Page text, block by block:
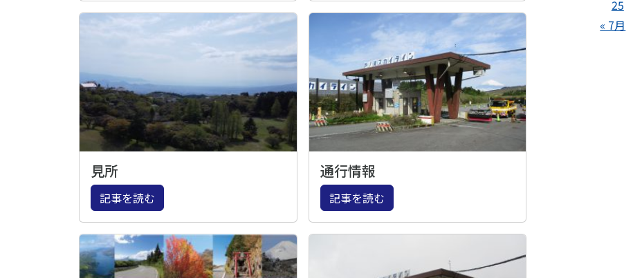
見所
記事を読む
通行情報
記事を読む
25
« 7月